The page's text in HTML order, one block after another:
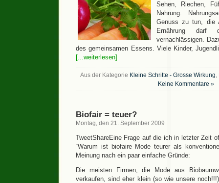
Sehen, Riechen,
Nahrung.
Genuss zu tun, die
Ernährung darf
vernachlässigen.
des gemeinsamen Essens. Viele Kinder,
[...weiterlesen]
Aus der Kategorie Kleine Schritte - Grosse Wirkung,
Keine Kommentare »
Biofair = teuer?
Montag, den 21. September 2009
TweetShareEine Frage auf die ich in letzter Zeit
“Warum ist biofaire Mode teurer als
Meinung nach ein paar einfache Gründe:
Die meisten Firmen, die Mode aus
verkaufen, sind eher klein (so wie unsere